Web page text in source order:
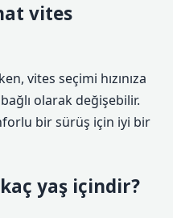
vites
vites seçimi hızınıza
olarak değişebilir.
bir sürüş için iyi bir
yaş içindir?